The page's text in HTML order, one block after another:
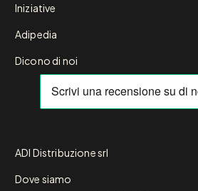
Iniziative
Adipedia
Dicono di noi
ADI Distribuzione srl
Dove siamo